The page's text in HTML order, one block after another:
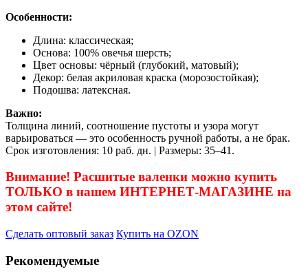
Особенности:
Длина: классическая;
Основа: 100% овечья шерсть;
Цвет основы: чёрный (глубокий, матовый);
Декор: белая акриловая краска (морозостойкая);
Подошва: латексная.
Важно:
Толщина линий, соотношение пустоты и узора могут
варьироваться — это особенность ручной работы, а не брак.
Срок изготовления: 10 раб. дн. | Размеры: 35–41.
Внимание! Расшитые валенки можно купить
ТОЛЬКО в нашем ИНТЕРНЕТ-МАГАЗИНЕ на
этом сайте!
Сделать оптовый заказ Купить на OZON
Рекомендуемые